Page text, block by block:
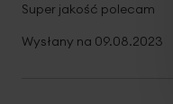
Super jakość polecam
Wysłany na 09.08.2023